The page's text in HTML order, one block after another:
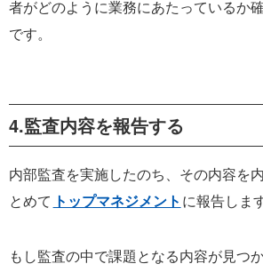
者がどのように業務にあたっているか
です。
4.監査内容を報告する
内部監査を実施したのち、その内容を
とめて トップマネジメント に報告します
もし監査の中で課題となる内容が見つ